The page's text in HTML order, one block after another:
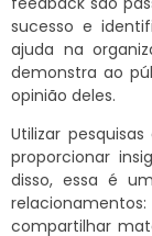
sucesso e
ajuda na
demonstra ao
opinião deles.
Utilizar
proporcionar
disso, essa é
compartilhar